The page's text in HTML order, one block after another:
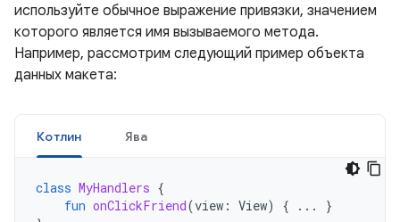
используйте обычное выражение привязки, значением
которого является имя вызываемого метода.
Например, рассмотрим следующий пример объекта
данных макета:
Котлин Ява
class MyHandlers {
fun onClickFriend(view : View) { ...
}